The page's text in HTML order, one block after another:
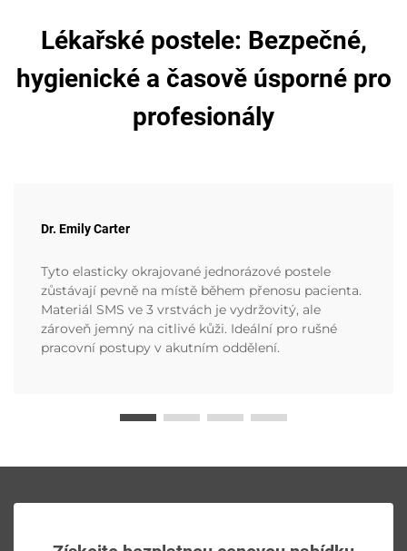
Lékařské postele: Bezpečné,
hygienické a časově úsporné pro
profesionály
Dr. Emily Carter
Tyto elasticky okrajované jednorázové postele
zůstávají pevně na místě během přenosu pacienta.
Materiál SMS ve 3 vrstvách je vydržovitý, ale
zároveň jemný na citlivé kůži. Ideální pro rušné
pracovní postupy v akutním oddělení.